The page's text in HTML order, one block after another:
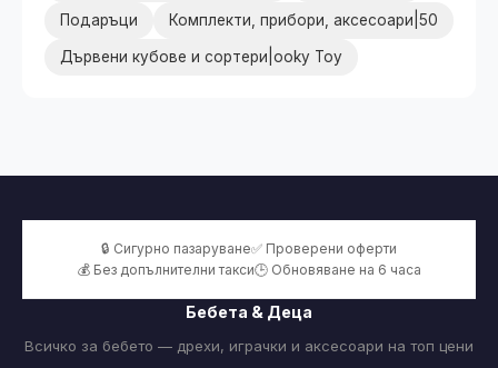
Подаръци Комплекти, прибори, аксесоари|50
Дървени кубове и сортери|ooky Toy
🔒 Сигурно пазаруване✅ Проверени оферти
💰 Без допълнителни такси🕒 Обновяване на 6 часа
Бебета & Деца
Всичко за бебето — дрехи, играчки и аксесоари на топ цени